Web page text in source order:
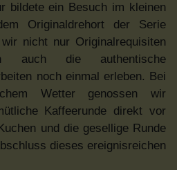
bildete ein Besuch im kleinen
Originaldrehort der Serie
nicht nur Originalrequisiten
auch die authentische
noch einmal erleben. Bei
Wetter genossen wir
Kaffeerunde direkt vor
und die gesellige Runde
dieses ereignisreichen